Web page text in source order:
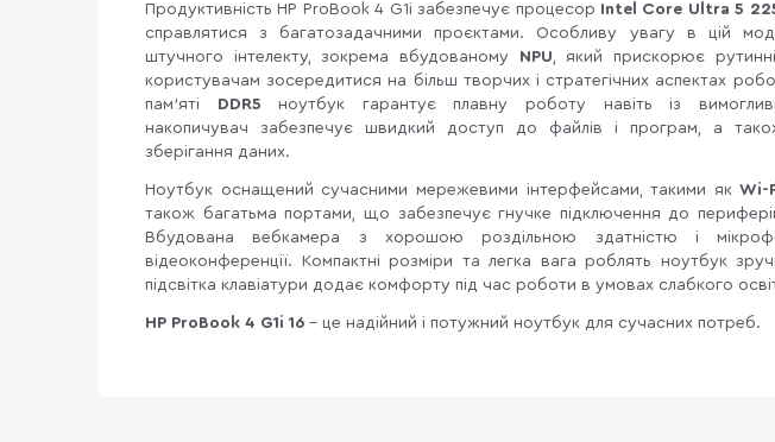
Продуктивність HP ProBook 4 G1i забезпечує процесор Intel Core Ultra 5
справлятися з багатозадачними проєктами. Особливу увагу в цій
штучного інтелекту, зокрема вбудованому NPU, який прискорює
користувачам зосередитися на більш творчих і стратегічних аспектах
пам’яті DDR5ноутбук гарантує плавну роботу навіть із
накопичувач забезпечує швидкий доступ до файлів і програм, а
зберігання даних.
Ноутбук оснащений сучасними мережевими інтерфейсами, такими якWi-
також багатьма портами, що забезпечує гнучке підключення до
Вбудована вебкамера з хорошою роздільною здатністю і
відеоконференції. Компактні розміри та легка вага роблять ноутбук
підсвітка клавіатури додає комфорту під час роботи в умовах слабкого
HP ProBook 4 G1i 16 – це надійний і потужний ноутбук для сучасних потреб.